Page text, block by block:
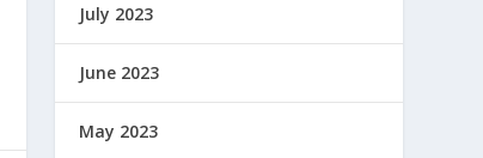
July 2023
June 2023
May 2023